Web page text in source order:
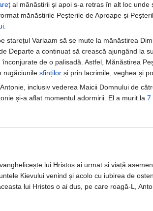
al mănăstirii și apoi s-a retras în alt loc
mănăstirile Peșterile de Aproape și
.
starețul Varlaam să se mute la mănăstirea
Departe a continuat să crească ajungând la
de o palisadă. Astfel, Mănăstirea
rugăciunile sfinților și prin lacrimile, veghea și
inclusiv vederea Maicii Domnului de
și-a aflat momentul adormirii. El a murit la 7
lui Hristos ai urmat și viață
Kievului venind și acolo cu iubirea de
lui Hristos o ai dus, pe care roagă-L,